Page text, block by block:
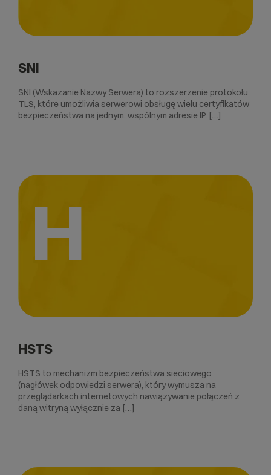
SNI
SNI (Wskazanie Nazwy Serwera) to rozszerzenie protokołu
TLS, które umożliwia serwerowi obsługę wielu certyfikatów
bezpieczeństwa na jednym, wspólnym adresie IP. […]
H
HSTS
HSTS to mechanizm bezpieczeństwa sieciowego
(nagłówek odpowiedzi serwera), który wymusza na
przeglądarkach internetowych nawiązywanie połączeń z
daną witryną wyłącznie za […]